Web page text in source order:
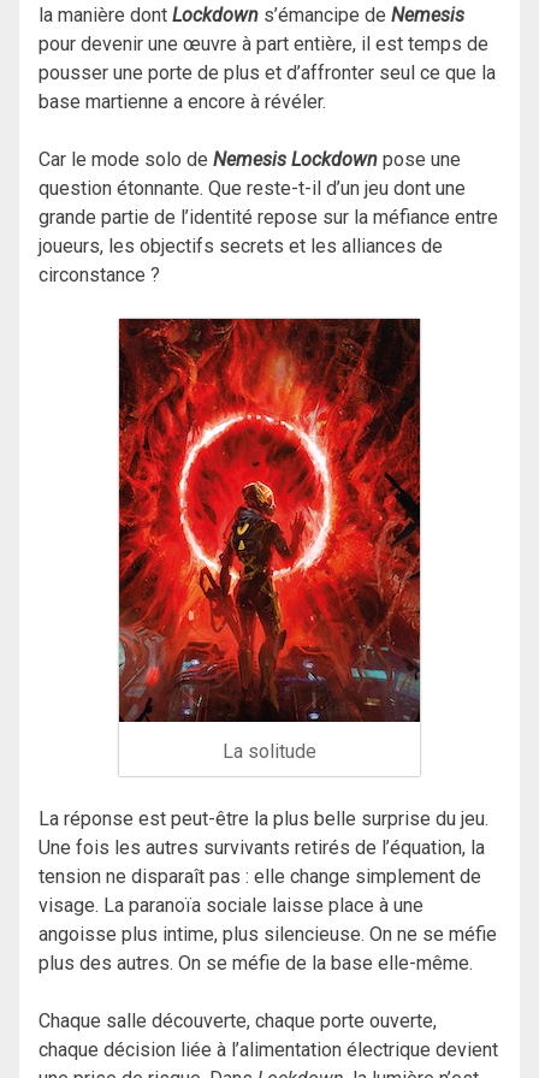
la manière dont Lockdown s’émancipe de Nemesis
pour devenir une œuvre à part entière, il est temps de
pousser une porte de plus et d’affronter seul ce que la
base martienne a encore à révéler.
Car le mode solo de Nemesis Lockdown pose une
question étonnante. Que reste-t-il d’un jeu dont une
grande partie de l’identité repose sur la méfiance entre
joueurs, les objectifs secrets et les alliances de
circonstance ?
La solitude
La réponse est peut-être la plus belle surprise du jeu.
Une fois les autres survivants retirés de l’équation, la
tension ne disparaît pas : elle change simplement de
visage. La paranoïa sociale laisse place à une
angoisse plus intime, plus silencieuse. On ne se méfie
plus des autres. On se méfie de la base elle-même.
Chaque salle découverte, chaque porte ouverte,
chaque décision liée à l’alimentation électrique devient